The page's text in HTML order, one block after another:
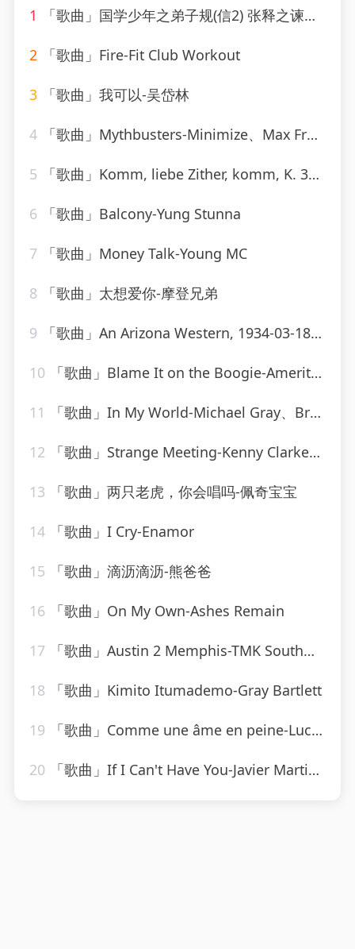
1 「歌曲」国学少年之弟子规(信2) 张释之谏用上林尉的故事-逸思静巧
2 「歌曲」Fire-Fit Club Workout
3 「歌曲」我可以-吴岱林
4 「歌曲」Mythbusters-Minimize、Max Freegrant
5 「歌曲」Komm, liebe Zither, komm, K. 351-barbara bonney
6 「歌曲」Balcony-Yung Stunna
7 「歌曲」Money Talk-Young MC
8 「歌曲」太想爱你-摩登兄弟
9 「歌曲」An Arizona Western, 1934-03-18-Jack Benny
10 「歌曲」Blame It on the Boogie-Ameritz Karaoke Band
11 「歌曲」In My World-Michael Gray、Brutha Basil、Tatiana Owens
12 「歌曲」Strange Meeting-Kenny Clarke、Francy Boland
13 「歌曲」两只老虎，你会唱吗-佩奇宝宝
14 「歌曲」I Cry-Enamor
15 「歌曲」滴沥滴沥-熊爸爸
16 「歌曲」On My Own-Ashes Remain
17 「歌曲」Austin 2 Memphis-TMK South、Lil Wyte
18 「歌曲」Kimito Itumademo-Gray Bartlett
19 「歌曲」Comme une âme en peine-Lucky Blondo
20 「歌曲」If I Can't Have You-Javier Martinez